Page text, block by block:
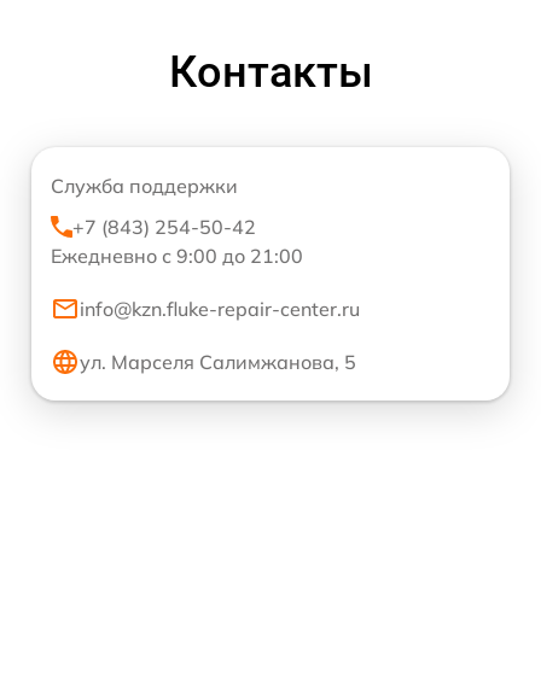
Контакты
Служба поддержки
+7 (843) 254-50-42
Ежедневно с 9:00 до 21:00
info@kzn.fluke-repair-center.ru
ул. Марселя Салимжанова, 5